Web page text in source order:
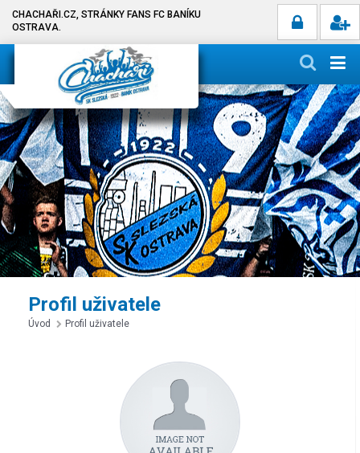
CHACHAŘI.CZ, STRÁNKY FANS FC BANÍKU
OSTRAVA.
Profil uživatele
Úvod Profil uživatele